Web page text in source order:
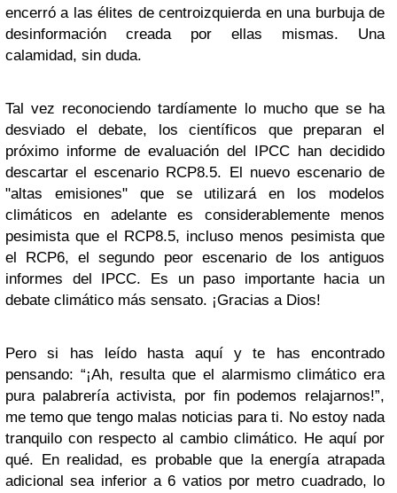
encerró a las élites de centroizquierda en una burbuja de
desinformación creada por ellas mismas. Una
calamidad, sin duda.
Tal vez reconociendo tardíamente lo mucho que se ha
desviado el debate, los científicos que preparan el
próximo informe de evaluación del IPCC han decidido
descartar el escenario RCP8.5. El nuevo escenario de
"altas emisiones" que se utilizará en los modelos
climáticos en adelante es considerablemente menos
pesimista que el RCP8.5, incluso menos pesimista que
el RCP6, el segundo peor escenario de los antiguos
informes del IPCC. Es un paso importante hacia un
debate climático más sensato. ¡Gracias a Dios!
Pero si has leído hasta aquí y te has encontrado
pensando: “¡Ah, resulta que el alarmismo climático era
pura palabrería activista, por fin podemos relajarnos!”,
me temo que tengo malas noticias para ti. No estoy nada
tranquilo con respecto al cambio climático. He aquí por
qué. En realidad, es probable que la energía atrapada
adicional sea inferior a 6 vatios por metro cuadrado, lo